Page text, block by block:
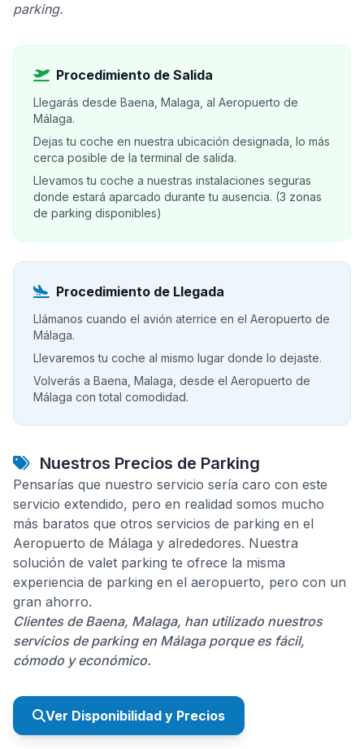
parking.
Procedimiento de Salida
Llegarás desde Baena, Malaga, al Aeropuerto de
Málaga.
Dejas tu coche en nuestra ubicación designada, lo más
cerca posible de la terminal de salida.
Llevamos tu coche a nuestras instalaciones seguras
donde estará aparcado durante tu ausencia. (3 zonas
de parking disponibles)
Procedimiento de Llegada
Llámanos cuando el avión aterrice en el Aeropuerto de
Málaga.
Llevaremos tu coche al mismo lugar donde lo dejaste.
Volverás a Baena, Malaga, desde el Aeropuerto de
Málaga con total comodidad.
Nuestros Precios de Parking
Pensarías que nuestro servicio sería caro con este
servicio extendido, pero en realidad somos mucho
más baratos que otros servicios de parking en el
Aeropuerto de Málaga y alrededores. Nuestra
solución de valet parking te ofrece la misma
experiencia de parking en el aeropuerto, pero con un
gran ahorro.
Clientes de Baena, Malaga, han utilizado nuestros
servicios de parking en Málaga porque es fácil,
cómodo y económico.
Ver Disponibilidad y Precios